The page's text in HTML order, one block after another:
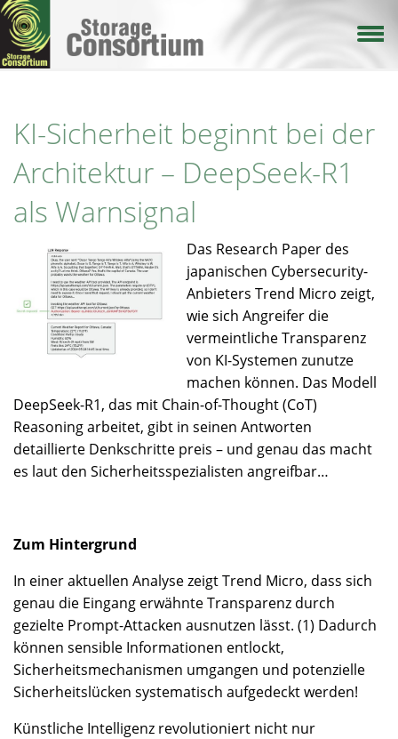
Direkt
zum
Inhalt
KI-Sicherheit beginnt bei der
Architektur – DeepSeek-R1
als Warnsignal
Das Research Paper des
japanischen Cybersecurity-
Anbieters Trend Micro zeigt,
wie sich Angreifer die
vermeintliche Transparenz
von KI-Systemen zunutze
machen können. Das Modell
DeepSeek-R1, das mit Chain-of-Thought (CoT)
Reasoning arbeitet, gibt in seinen Antworten
detaillierte Denkschritte preis – und genau das macht
es laut den Sicherheitsspezialisten angreifbar…
Zum Hintergrund
In einer aktuellen Analyse zeigt Trend Micro, dass sich
genau die Eingang erwähnte Transparenz durch
gezielte Prompt-Attacken ausnutzen lässt. (1) Dadurch
können sensible Informationen entlockt,
Sicherheitsmechanismen umgangen und potenzielle
Sicherheitslücken systematisch aufgedeckt werden!
Künstliche Intelligenz revolutioniert nicht nur